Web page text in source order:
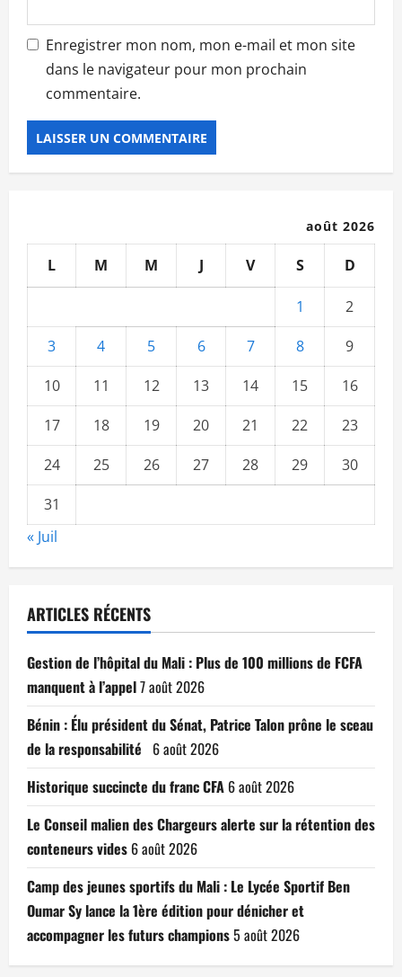
Enregistrer mon nom, mon e-mail et mon site
dans le navigateur pour mon prochain
commentaire.
août 2026
L M M J V S D
1
2
3
4 5 6 7 8
9
10
11 12 13 14 15
16
17
18 19 20 21 22
23
24
25 26 27 28 29
30
31
« Juil
ARTICLES RÉCENTS
Gestion de l’hôpital du Mali : Plus de 100 millions de FCFA
manquent à l’appel7 août 2026
Bénin : Élu président du Sénat, Patrice Talon prône le sceau
de la responsabilité 6 août 2026
Historique succincte du franc CFA 6 août 2026
Le Conseil malien des Chargeurs alerte sur la rétention des
conteneurs vides 6 août 2026
Camp des jeunes sportifs du Mali : Le Lycée Sportif Ben
Oumar Sy lance la 1ère édition pour dénicher et
accompagner les futurs champions5 août 2026